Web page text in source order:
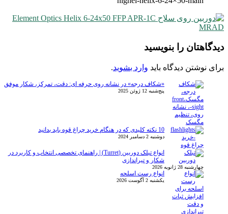
دیدگاهتان را بنویسید
برای نوشتن دیدگاه باید وارد بشوید.
«شکاف درجه» در نشانه روی حرفه ای: دقت، تمرکز، شکار موفق
پنج‌شنبه 12 ژوئن 2025
10 نکته کلیدی که در هنگام خرید چراغ قوه باید بدانید
دوشنبه 2 دسامبر 2024
انواع تبلک دوربین (Turret) | راهنمای تخصصی انتخاب و کاربرد در
شکار و تیراندازی
چهارشنبه 28 ژانویه 2026
انواع رست اسلحه
یکشنبه 2 آگوست 2026